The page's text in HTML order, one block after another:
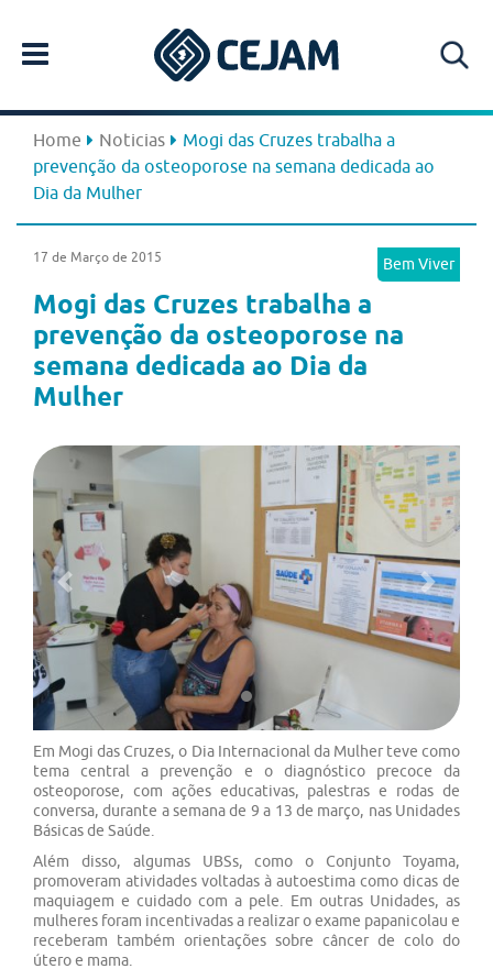
Home Noticias
Mogi das Cruzes trabalha a
prevenção da osteoporose na semana dedicada ao
Dia da Mulher
Bem Viver
17 de Março de 2015
Mogi das Cruzes trabalha a
prevenção da osteoporose na
semana dedicada ao Dia da
Mulher
Previous Next
Em Mogi das Cruzes, o Dia Internacional da Mulher teve como
tema central a prevenção e o diagnóstico precoce da
osteoporose, com ações educativas, palestras e rodas de
conversa, durante a semana de 9 a 13 de março, nas Unidades
Básicas de Saúde.
Além disso, algumas UBSs, como o Conjunto Toyama,
promoveram atividades voltadas à autoestima como dicas de
maquiagem e cuidado com a pele. Em outras Unidades, as
mulheres foram incentivadas a realizar o exame papanicolau e
receberam também orientações sobre câncer de colo do
útero e mama.